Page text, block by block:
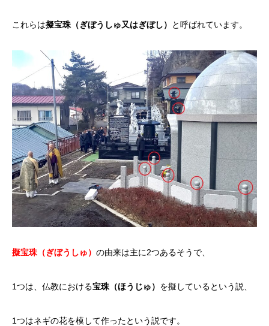
これらは擬宝珠（ぎぼうしゅ又はぎぼし） と呼ばれています。
擬宝珠（ぎぼうしゅ） の由来は主に2つあるそうで、
1つは、仏教における宝珠（ほうじゅ） を擬しているという説、
1つはネギの花を模して作ったという説です。